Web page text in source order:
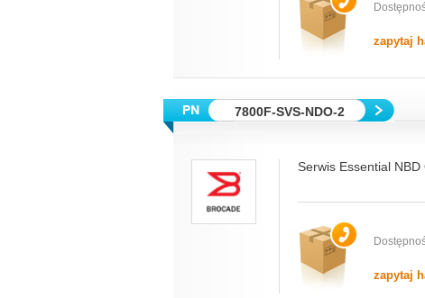
zapytaj
7800F-SVS-NDO-2
Serwis Essential
zapytaj